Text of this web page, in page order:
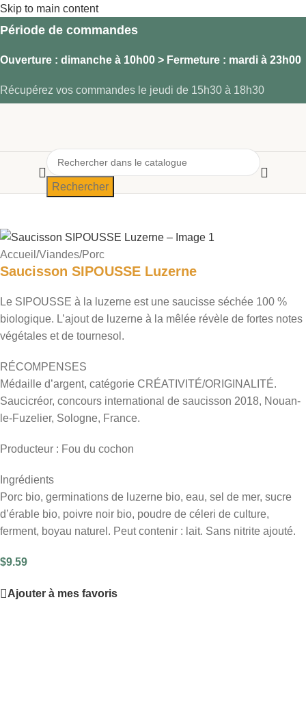
Skip to main content
Période de commandes
Ouverture : dimanche à 10h00 > Fermeture : mardi à 23h00
Récupérez vos commandes le jeudi de 15h30 à 18h30
Rechercher
Accueil /Viandes/Porc
Saucisson SIPOUSSE Luzerne
Le SIPOUSSE à la luzerne est une saucisse séchée 100 %
biologique. L’ajout de luzerne à la mêlée révèle de fortes notes
végétales et de tournesol.
RÉCOMPENSES
Médaille d’argent, catégorie CRÉATIVITÉ/ORIGINALITÉ.
Saucicréor, concours international de saucisson 2018, Nouan-
le-Fuzelier, Sologne, France.
Producteur : Fou du cochon
Ingrédients
Porc bio, germinations de luzerne bio, eau, sel de mer, sucre
d’érable bio, poivre noir bio, poudre de céleri de culture,
ferment, boyau naturel. Peut contenir : lait. Sans nitrite ajouté.
$9.59
Ajouter à mes favoris